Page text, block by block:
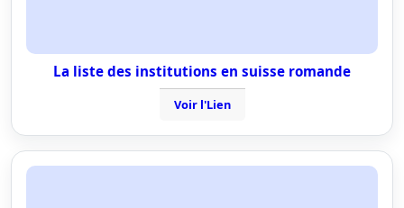
La liste des institutions en suisse romande
Voir l'Lien